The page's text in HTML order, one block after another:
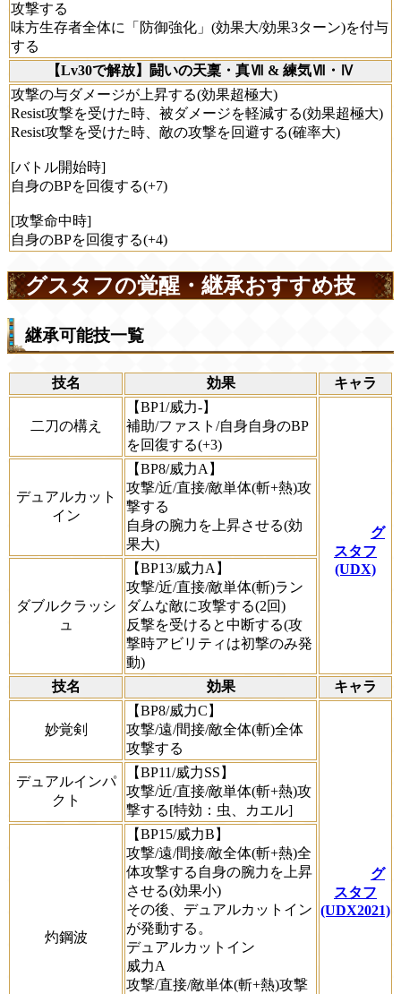
攻撃する
味方生存者全体に「防御強化」(効果大/効果3ターン)を付与
する
【Lv30で解放】闘いの天稟・真Ⅶ & 練気Ⅶ・Ⅳ
攻撃の与ダメージが上昇する(効果超極大)
Resist攻撃を受けた時、被ダメージを軽減する(効果超極大)
Resist攻撃を受けた時、敵の攻撃を回避する(確率大)
[バトル開始時]
自身のBPを回復する(+7)
[攻撃命中時]
自身のBPを回復する(+4)
グスタフの覚醒・継承おすすめ技
継承可能技一覧
技名 効果 キャラ
二刀の構え
【BP1/威力-】
補助/ファスト/自身自身のBP
を回復する(+3)
グ
スタフ
(UDX)
デュアルカット
イン
【BP8/威力A】
攻撃/近/直接/敵単体(斬+熱)攻
撃する
自身の腕力を上昇させる(効
果大)
ダブルクラッシ
ュ
【BP13/威力A】
攻撃/近/直接/敵単体(斬)ラン
ダムな敵に攻撃する(2回)
反撃を受けると中断する(攻
撃時アビリティは初撃のみ発
動)
技名
効果 キャラ
妙覚剣
【BP8/威力C】
攻撃/遠/間接/敵全体(斬)全体
攻撃する
グ
スタフ
(UDX2021)
デュアルインパ
クト
【BP11/威力SS】
攻撃/近/直接/敵単体(斬+熱)攻
撃する[特効：虫、カエル]
灼鋼波
【BP15/威力B】
攻撃/遠/間接/敵全体(斬+熱)全
体攻撃する自身の腕力を上昇
させる(効果小)
その後、デュアルカットイン
が発動する。
デュアルカットイン
威力A
攻撃/直接/敵単体(斬+熱)攻撃